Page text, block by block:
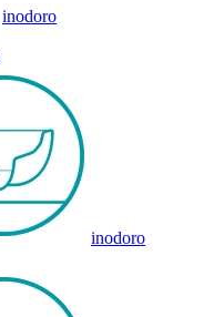
inodoro
inodoro